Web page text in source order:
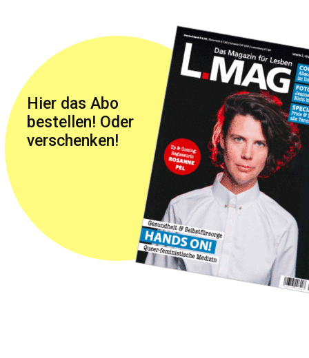
Hier das Abo
bestellen! Oder
verschenken!